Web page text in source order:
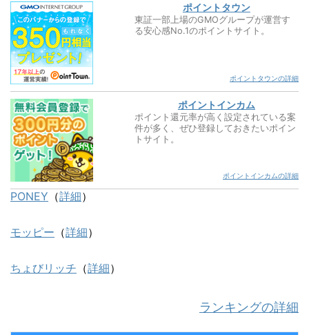
ポイントタウン
東証一部上場のGMOグループが運営す
る安心感No.1のポイントサイト。
ポイントタウンの詳細
ポイントインカム
ポイント還元率が高く設定されている案
件が多く、ぜひ登録しておきたいポイン
トサイト。
ポイントインカムの詳細
PONEY （詳細）
モッピー （詳細）
ちょびリッチ （詳細）
ランキングの詳細